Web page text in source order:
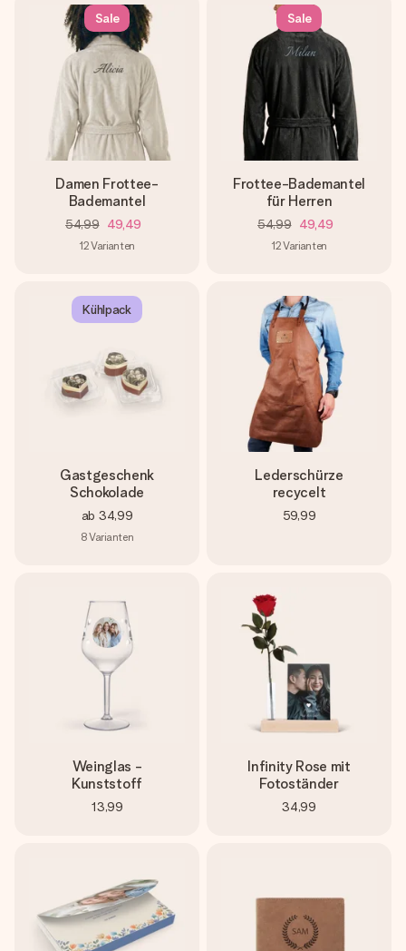
Sale
Damen Frottee-
Bademantel
54,99 49,49
12Varianten
Sale
Frottee-Bademantel
für Herren
54,99 49,49
12Varianten
Kühlpack
Gastgeschenk
Schokolade
ab 34,99
8Varianten
Lederschürze
recycelt
59,99
Weinglas -
Kunststoff
13,99
Infinity Rose mit
Fotoständer
34,99